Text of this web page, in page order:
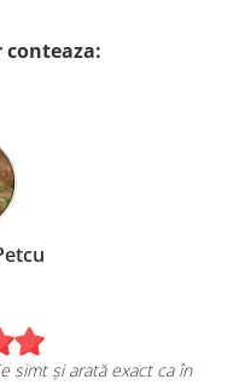
simt și arată exact ca în